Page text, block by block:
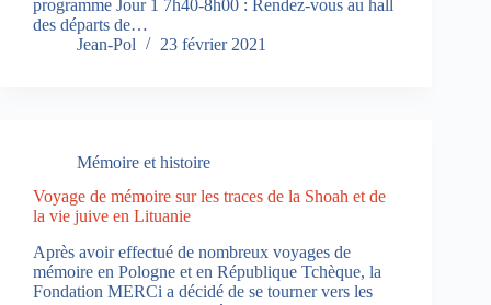
programme Jour 1 7h40-8h00 : Rendez-vous au hall
des départs de…
Jean-Pol
23 février 2021
Mémoire et histoire
Voyage de mémoire sur les traces de la Shoah et de
la vie juive en Lituanie
Après avoir effectué de nombreux voyages de
mémoire en Pologne et en République Tchèque, la
Fondation MERCi a décidé de se tourner vers les